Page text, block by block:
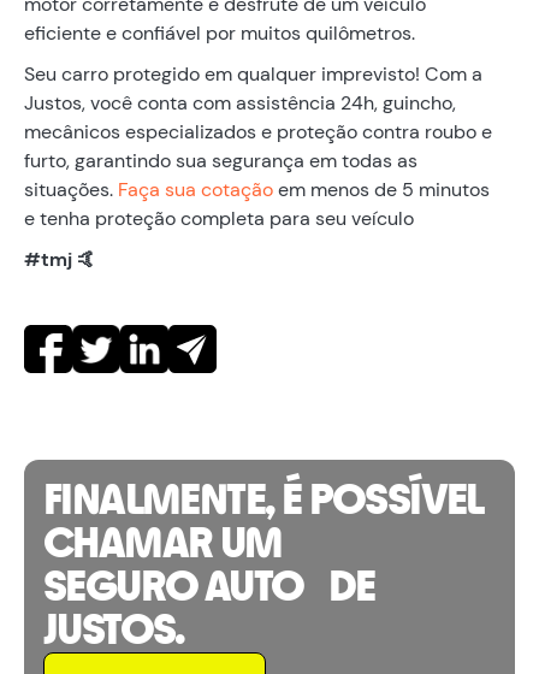
eficiente e confiável por muitos quilômetros.
Seu carro protegido em qualquer imprevisto! Com a
Justos, você conta com assistência 24h, guincho,
mecânicos especializados e proteção contra roubo e
furto, garantindo sua segurança em todas as
situações. Faça sua cotaçãoem menos de 5 minutos
e tenha proteção completa para seu veículo
#tmj 🤙
FINALMENTE, É POSSÍVEL
CHAMAR UM
SEGURO AUTO DE
JUSTOS.